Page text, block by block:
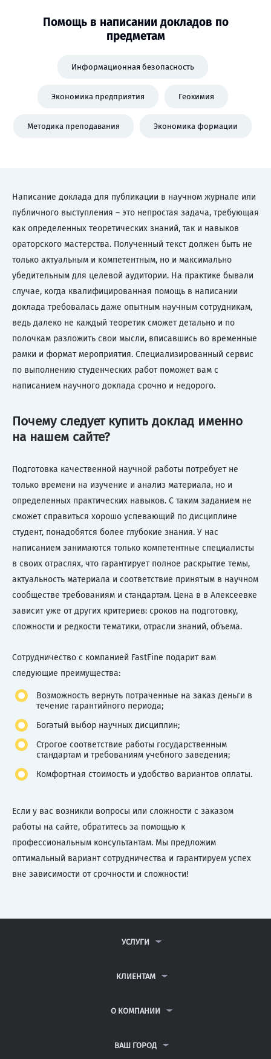
Помощь в написании докладов по
предметам
Информационная безопасность
Экономика предприятия Геохимия
Методика преподавания Экономика формации
Написание доклада для публикации в научном журнале или
публичного выступления – это непростая задача, требующая
как определенных теоретических знаний, так и навыков
ораторского мастерства. Полученный текст должен быть не
только актуальным и компетентным, но и максимально
убедительным для целевой аудитории. На практике бывали
случае, когда квалифицированная помощь в написании
доклада требовалась даже опытным научным сотрудникам,
ведь далеко не каждый теоретик сможет детально и по
полочкам разложить свои мысли, вписавшись во временные
рамки и формат мероприятия. Специализированный сервис
по выполнению студенческих работ поможет вам с
написанием научного доклада срочно и недорого.
Почему следует купить доклад именно
на нашем сайте?
Подготовка качественной научной работы потребует не
только времени на изучение и анализ материала, но и
определенных практических навыков. С таким заданием не
сможет справиться хорошо успевающий по дисциплине
студент, понадобятся более глубокие знания. У нас
написанием занимаются только компетентные специалисты
в своих отраслях, что гарантирует полное раскрытие темы,
актуальность материала и соответствие принятым в научном
сообществе требованиям и стандартам. Цена в в Алексеевке
зависит уже от других критериев: сроков на подготовку,
сложности и редкости тематики, отрасли знаний, объема.
Сотрудничество с компанией FastFine подарит вам
следующие преимущества:
Возможность вернуть потраченные на заказ деньги в
течение гарантийного периода;
Богатый выбор научных дисциплин;
Строгое соответствие работы государственным
стандартам и требованиям учебного заведения;
Комфортная стоимость и удобство вариантов оплаты.
Если у вас возникли вопросы или сложности с заказом
работы на сайте, обратитесь за помощью к
профессиональным консультантам. Мы предложим
оптимальный вариант сотрудничества и гарантируем успех
вне зависимости от срочности и сложности!
УСЛУГИ
ДИПЛОМНЫЕ РАБОТЫ
РЕФЕРАТЫ
КЛИЕНТАМ
ВОПРОСЫ И ОТВЕТЫ
ПОЛИТИКА КОНФИДЕНЦИАЛЬНОСТИ
О КОМПАНИИ
КОНТАКТЫ
ВАШ ГОРОД